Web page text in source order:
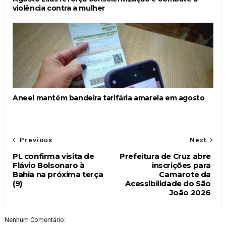
violência contra a mulher
Aneel mantém bandeira tarifária amarela em agosto
Next
Prefeitura de Cruz abre
inscrições para
Camarote da
Acessibilidade do São
João 2026
Previous
PL confirma visita de
Flávio Bolsonaro à
Bahia na próxima terça
(9)
Nenhum Comentário: